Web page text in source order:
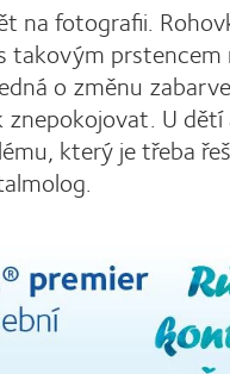
na fotografii.
takovým prstencem
o změnu
znepokojovat. U dětí
který je třeba